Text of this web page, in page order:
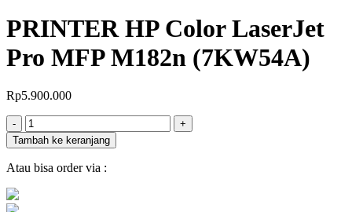
PRINTER HP Color LaserJet
Pro MFP M182n (7KW54A)
Rp5.900.000
- Jumlah
+
Tambah ke keranjang
Atau bisa order via :